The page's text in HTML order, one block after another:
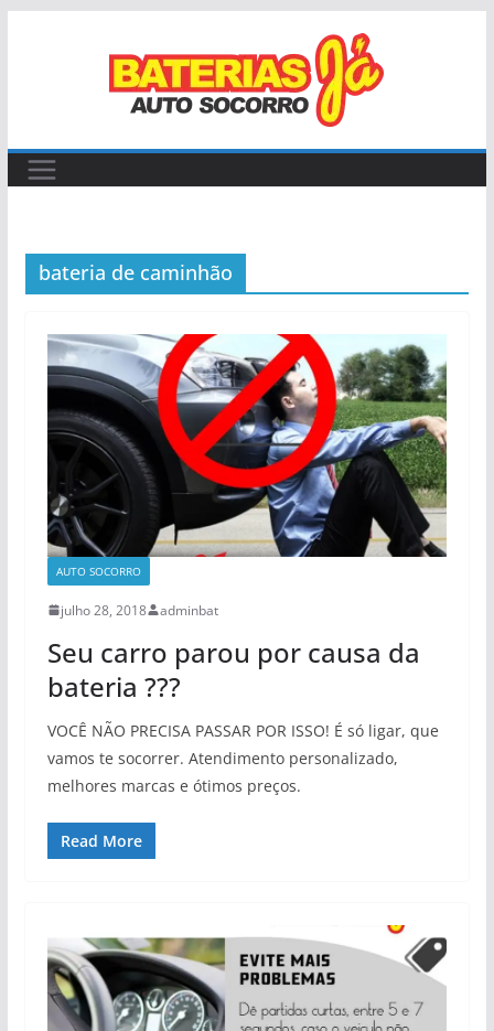
bateria de caminhão
AUTO SOCORRO
julho 28, 2018 adminbat
Seu carro parou por causa da
bateria ???
VOCÊ NÃO PRECISA PASSAR POR ISSO! É só ligar, que
vamos te socorrer. Atendimento personalizado,
melhores marcas e ótimos preços.
Read More